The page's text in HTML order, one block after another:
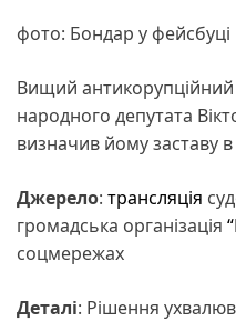
фото: Бондар у фейсбуці
Вищий
народного депутата
визначив йому заставу
Джерело: трансляція
громадська організація
соцмережах
Деталі: Рішення